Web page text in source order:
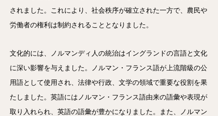
されました。これにより、社会秩序が確立された一方で、農民や
労働者の権利は制約されることとなりました。
文化的には、ノルマンディ人の統治はイングランドの言語と文化
に深い影響を与えました。ノルマン・フランス語が上流階級の公
用語として使用され、法律や行政、文学の領域で重要な役割を果
たしました。英語にはノルマン・フランス語由来の語彙や表現が
取り入れられ、英語の語彙が豊かになりました。また、ノルマン